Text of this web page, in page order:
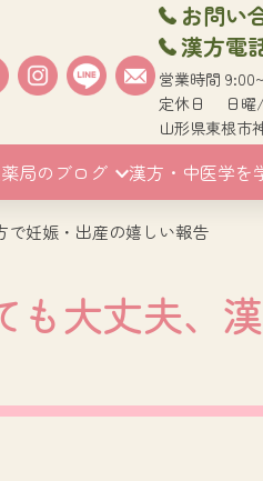
お問い
漢方電
営業時間
定休日 日曜/
山形県東根市
局のブログ 漢方・中医学を
で妊娠・出産の嬉しい報告
も大丈夫、漢